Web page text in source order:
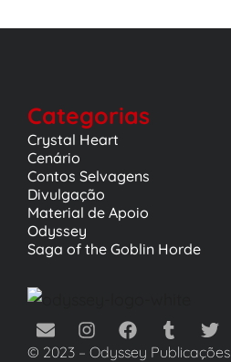
Categorias
Crystal Heart
Cenário
Contos Selvagens
Divulgação
Material de Apoio
Odyssey
Saga of the Goblin Horde
© 2023 – Odyssey Publicações